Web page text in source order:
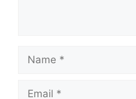
Name
Email